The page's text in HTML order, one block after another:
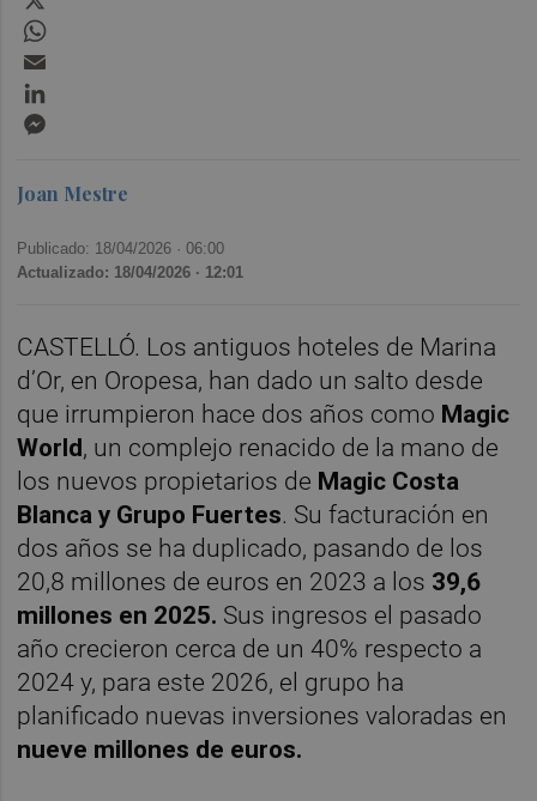
Joan Mestre
Publicado: 18/04/2026 ·06:00
Actualizado: 18/04/2026 · 12:01
CASTELLÓ. Los antiguos hoteles de Marina
d’Or, en Oropesa, han dado un salto desde
que irrumpieron hace dos años como Magic
World, un complejo renacido de la mano de
los nuevos propietarios de Magic Costa
Blanca y Grupo Fuertes. Su facturación en
dos años se ha duplicado, pasando de los
20,8 millones de euros en 2023 a los 39,6
millones en 2025. Sus ingresos el pasado
año crecieron cerca de un 40% respecto a
2024 y, para este 2026, el grupo ha
planificado nuevas inversiones valoradas en
nueve millones de euros.